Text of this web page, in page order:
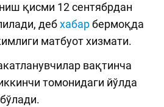
қисми 12 сентябрдан
дебхабарбермоқда
матбуот хизмати.
вақтинча
томонидаги йўлда